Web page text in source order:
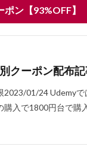
ン【93%OFF】
クーポン配布
2023/01/24 Udemy
購入で1800円台で購